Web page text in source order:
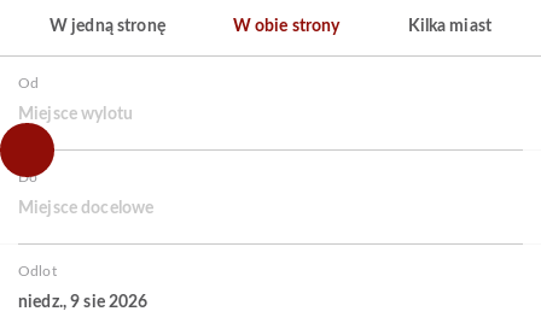
W jedną stronę W obie strony Kilka miast
Od
Miejsce wylotu
Do
Miejsce docelowe
Odlot
niedz., 9 sie 2026